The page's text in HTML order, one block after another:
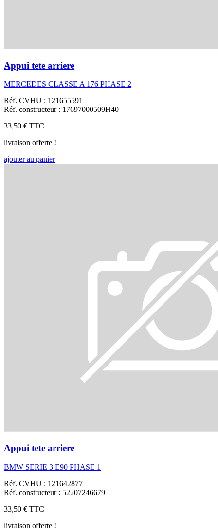
Appui tete arriere
MERCEDES CLASSE A 176 PHASE 2
Réf. CVHU : 121655591
Réf. constructeur : 17697000509H40
33,50 € TTC
livraison offerte !
ajouter au panier
Appui tete arriere
BMW SERIE 3 E90 PHASE 1
Réf. CVHU : 121642877
Réf. constructeur : 52207246679
33,50 € TTC
livraison offerte !